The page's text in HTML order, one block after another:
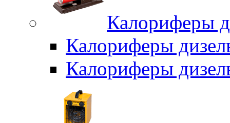
Калориферы
Калориферы
Калориферы